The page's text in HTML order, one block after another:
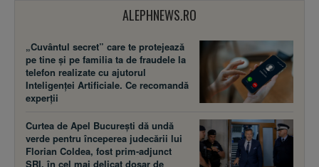
ALEPHNEWS.RO
„Cuvântul secret” care te protejează
pe tine și pe familia ta de fraudele la
telefon realizate cu ajutorul
Inteligenței Artificiale. Ce recomandă
experții
Curtea de Apel București dă undă
verde pentru începerea judecării lui
Florian Coldea, fost prim-adjunct
SRI, în cel mai delicat dosar de